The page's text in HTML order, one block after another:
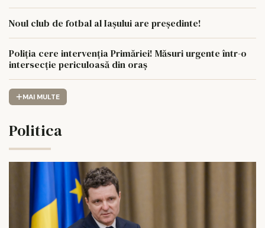
Noul club de fotbal al Iașului are președinte!
Poliția cere intervenția Primăriei! Măsuri urgente într-o
intersecție periculoasă din oraș
MAI MULTE
Politica